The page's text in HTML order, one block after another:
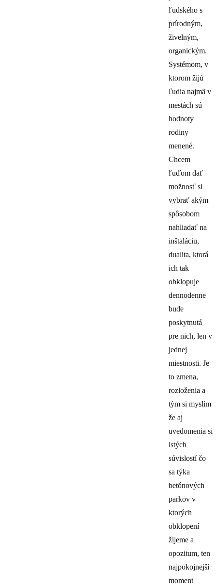
ľudského s
prírodným,
živelným,
organickým.
Systémom, v
ktorom žijú
ľudia najmä v
mestách sú
hodnoty
rodiny
menené.
Chcem
ľuďom dať
možnosť si
vybrať akým
spôsobom
nahliadať na
inštaláciu,
dualita, ktorá
ich tak
obklopuje
dennodenne
bude
poskytnutá
pre nich, len v
jednej
miestnosti. Je
to zmena,
rozloženia a
tým si myslím
že aj
uvedomenia si
istých
súvislostí čo
sa týka
betónových
parkov v
ktorých
obklopení
žijeme a
opozitum, ten
najpokojnejší
moment